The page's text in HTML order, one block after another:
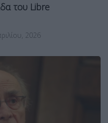
του Libre
2026